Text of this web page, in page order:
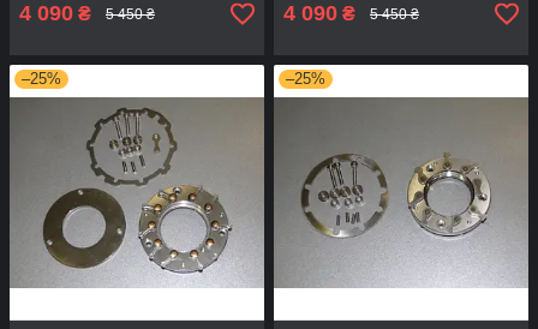
4 090 ₴ 5 450 ₴ 4 090 ₴ 5 450 ₴
–25% –25%